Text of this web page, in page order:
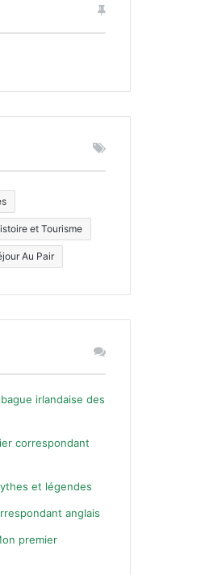
et Tourisme
Au Pair
irlandaise des
correspondant
et légendes
anglais
premier